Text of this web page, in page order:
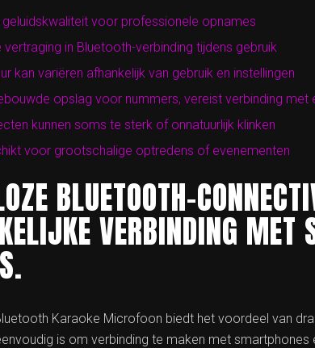
voor professionele opnames
vertraging in Bluetooth-verbinding tijdens gebruik
kan variëren afhankelijk van gebruik en instellingen
opslag voor nummers, vereist verbinding met
kunnen soms te sterk of onnatuurlijk klinken
voor grootschalige optredens of evenementen
BLUETOOTH-
VERBINDING MET
Karaoke Microfoon biedt het voordeel van
is om verbinding te maken met